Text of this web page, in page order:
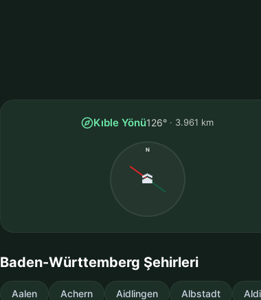
Kıble Yönü126° 3.961 km
N
🕋
Baden-Württemberg Şehirleri
Aalen Achern Aidlingen Albstadt